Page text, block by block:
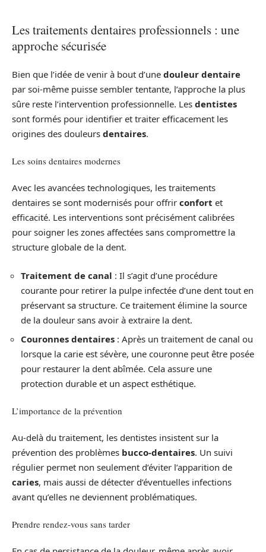
Les traitements dentaires professionnels : une
approche sécurisée
Bien que l’idée de venir à bout d’une douleur dentaire
par soi-même puisse sembler tentante, l’approche la plus
sûre reste l’intervention professionnelle. Les dentistes
sont formés pour identifier et traiter efficacement les
origines des douleurs dentaires.
Les soins dentaires modernes
Avec les avancées technologiques, les traitements
dentaires se sont modernisés pour offrir confort et
efficacité. Les interventions sont précisément calibrées
pour soigner les zones affectées sans compromettre la
structure globale de la dent.
Traitement de canal : Il s’agit d’une procédure
courante pour retirer la pulpe infectée d’une dent tout en
préservant sa structure. Ce traitement élimine la source
de la douleur sans avoir à extraire la dent.
Couronnes dentaires : Après un traitement de canal ou
lorsque la carie est sévère, une couronne peut être posée
pour restaurer la dent abîmée. Cela assure une
protection durable et un aspect esthétique.
L’importance de la prévention
Au-delà du traitement, les dentistes insistent sur la
prévention des problèmes bucco-dentaires. Un suivi
régulier permet non seulement d’éviter l’apparition de
caries, mais aussi de détecter d’éventuelles infections
avant qu’elles ne deviennent problématiques.
Prendre rendez-vous sans tarder